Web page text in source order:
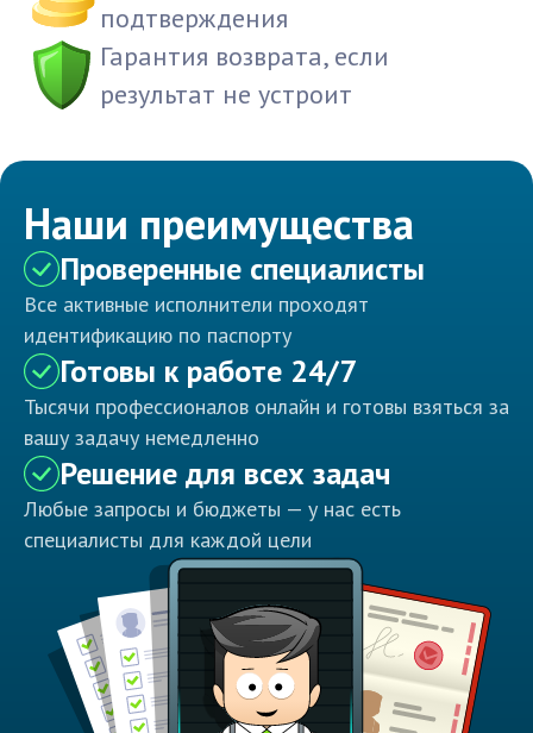
подтверждения
Гарантия возврата, если
результат не устроит
Наши преимущества
Проверенные специалисты
Все активные исполнители проходят
идентификацию по паспорту
Готовы к работе 24/7
Тысячи профессионалов онлайн и готовы взяться за
вашу задачу немедленно
Решение для всех задач
Любые запросы и бюджеты — у нас есть
специалисты для каждой цели